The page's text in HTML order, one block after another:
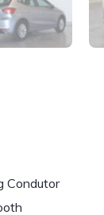
Condutor